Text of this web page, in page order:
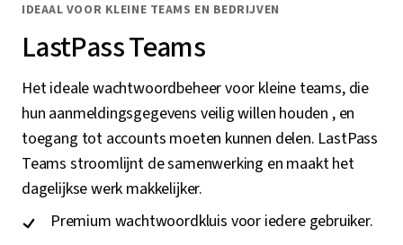
IDEAAL VOOR KLEINE TEAMS EN BEDRIJVEN
LastPass Teams
Het ideale wachtwoordbeheer voor kleine teams, die
hun aanmeldingsgegevens veilig willen houden , en
toegang tot accounts moeten kunnen delen. LastPass
Teams stroomlijnt de samenwerking en maakt het
dagelijkse werk makkelijker.
Premium wachtwoordkluis voor iedere gebruiker.